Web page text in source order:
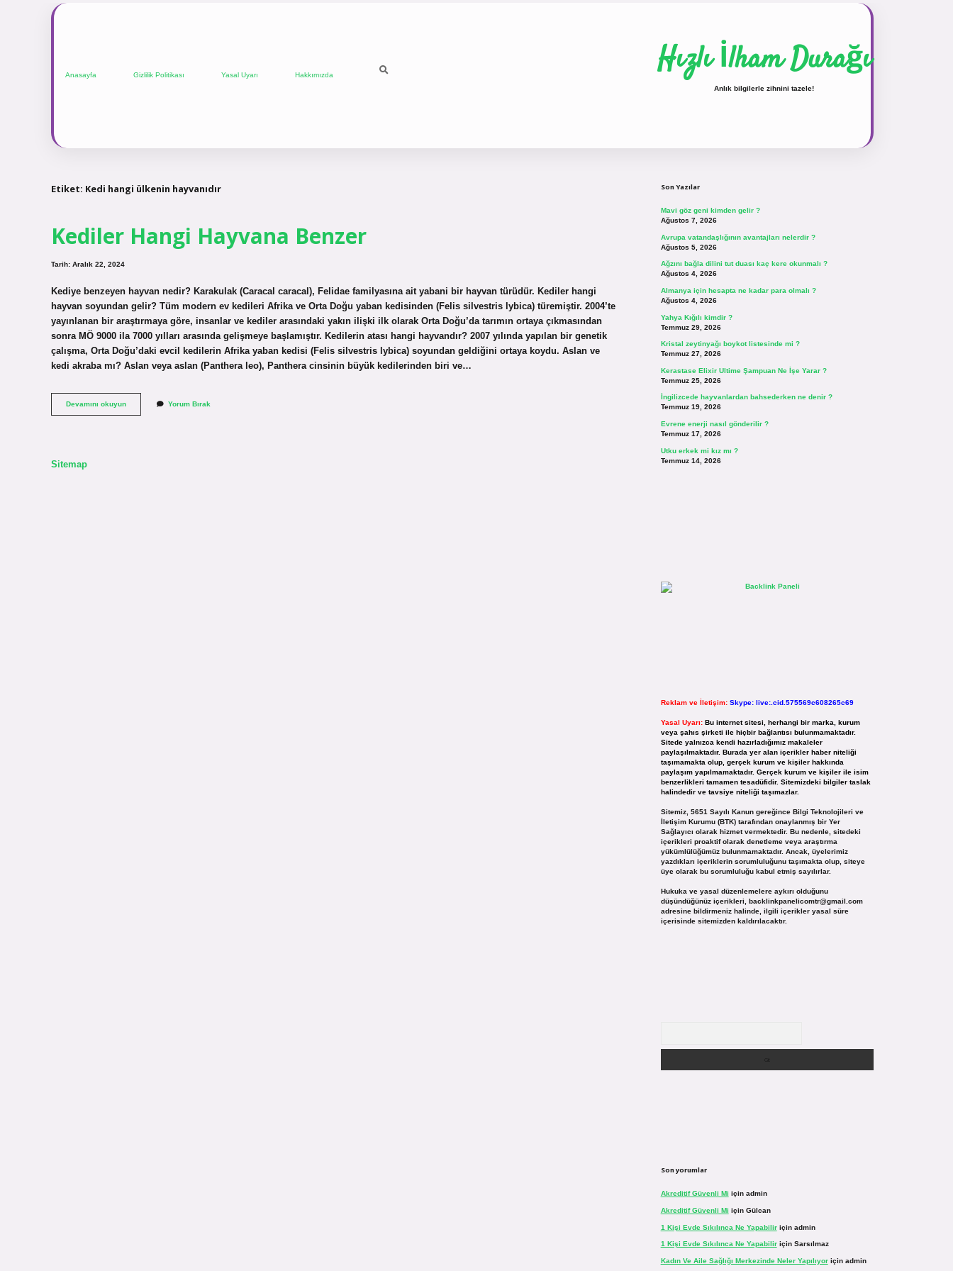
Anasayfa Gizlilik Politikası Yasal Uyarı Hakkımızda Hızlı İlham Durağı
Anlık bilgilerle zihnini tazele!
Etiket: Kedi hangi ülkenin hayvanıdır
Kediler Hangi Hayvana Benzer
Tarih: Aralık 22, 2024
Kediye benzeyen hayvan nedir? Karakulak (Caracal caracal), Felidae familyasına ait yabani bir hayvan türüdür. Kediler hangi
hayvan soyundan gelir? Tüm modern ev kedileri Afrika ve Orta Doğu yaban kedisinden (Felis silvestris lybica) türemiştir. 2004’te
yayınlanan bir araştırmaya göre, insanlar ve kediler arasındaki yakın ilişki ilk olarak Orta Doğu’da tarımın ortaya çıkmasından
sonra MÖ 9000 ila 7000 yılları arasında gelişmeye başlamıştır. Kedilerin atası hangi hayvandır? 2007 yılında yapılan bir genetik
çalışma, Orta Doğu’daki evcil kedilerin Afrika yaban kedisi (Felis silvestris lybica) soyundan geldiğini ortaya koydu. Aslan ve
kedi akraba mı? Aslan veya aslan (Panthera leo), Panthera cinsinin büyük kedilerinden biri ve…
Devamını okuyunKediler
Hangi
Yorum Bırak
Sitemap
Son Yazılar
Mavi göz geni kimden gelir ?
Ağustos 7, 2026
Avrupa vatandaşlığının avantajları nelerdir ?
Ağustos 5, 2026
Ağzını bağla dilini tut duası kaç kere okunmalı ?
Ağustos 4, 2026
Almanya için hesapta ne kadar para olmalı ?
Ağustos 4, 2026
Yahya Kığılı kimdir ?
Temmuz 29, 2026
Kristal zeytinyağı boykot listesinde mi ?
Temmuz 27, 2026
Kerastase Elixir Ultime Şampuan Ne İşe Yarar ?
Temmuz 25, 2026
İngilizcede hayvanlardan bahsederken ne denir ?
Temmuz 19, 2026
Evrene enerji nasıl gönderilir ?
Temmuz 17, 2026
Utku erkek mi kız mı ?
Temmuz 14, 2026
Reklam ve İletişim: Skype: live:.cid.575569c608265c69
Yasal Uyarı: Bu internet sitesi, herhangi bir marka, kurum
veya şahıs şirketi ile hiçbir bağlantısı bulunmamaktadır.
Sitede yalnızca kendi hazırladığımız makaleler
paylaşılmaktadır. Burada yer alan içerikler haber niteliği
taşımamakta olup, gerçek kurum ve kişiler hakkında
paylaşım yapılmamaktadır. Gerçek kurum ve kişiler ile isim
benzerlikleri tamamen tesadüfidir. Sitemizdeki bilgiler taslak
halindedir ve tavsiye niteliği taşımazlar.
Sitemiz, 5651 Sayılı Kanun gereğince Bilgi Teknolojileri ve
İletişim Kurumu (BTK) tarafından onaylanmış bir Yer
Sağlayıcı olarak hizmet vermektedir. Bu nedenle, sitedeki
içerikleri proaktif olarak denetleme veya araştırma
yükümlülüğümüz bulunmamaktadır. Ancak, üyelerimiz
yazdıkları içeriklerin sorumluluğunu taşımakta olup, siteye
üye olarak bu sorumluluğu kabul etmiş sayılırlar.
Hukuka ve yasal düzenlemelere aykırı olduğunu
düşündüğünüz içerikleri, backlinkpanelicomtr@gmail.com
adresine bildirmeniz halinde, ilgili içerikler yasal süre
içerisinde sitemizden kaldırılacaktır.
Son yorumlar
Akreditif Güvenli Mi için admin
Akreditif Güvenli Mi için Gülcan
1 Kişi Evde Sıkılınca Ne Yapabiliriçin admin
1 Kişi Evde Sıkılınca Ne Yapabiliriçin Sarsılmaz
Kadın Ve Aile Sağlığı Merkezinde Neler Yapılıyoriçin admin